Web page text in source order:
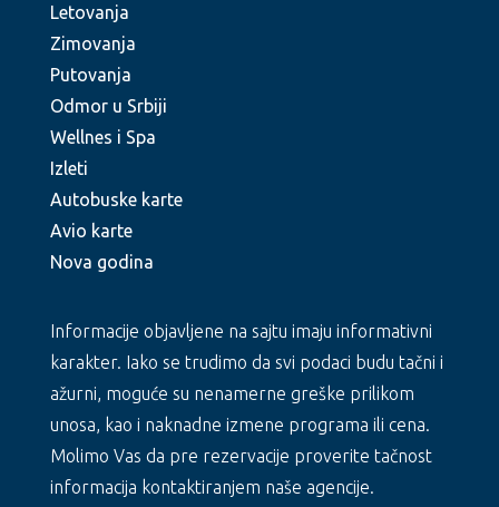
Letovanja
Zimovanja
Putovanja
Odmor u Srbiji
Wellnes i Spa
Izleti
Autobuske karte
Avio karte
Nova godina
Informacije objavljene na sajtu imaju informativni
karakter. Iako se trudimo da svi podaci budu tačni i
ažurni, moguće su nenamerne greške prilikom
unosa, kao i naknadne izmene programa ili cena.
Molimo Vas da pre rezervacije proverite tačnost
informacija kontaktiranjem naše agencije.